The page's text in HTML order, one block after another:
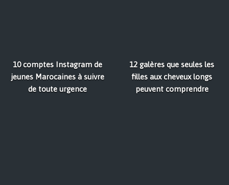
10 comptes Instagram de
jeunes Marocaines à suivre
de toute urgence
12 galères que seules les
filles aux cheveux longs
peuvent comprendre